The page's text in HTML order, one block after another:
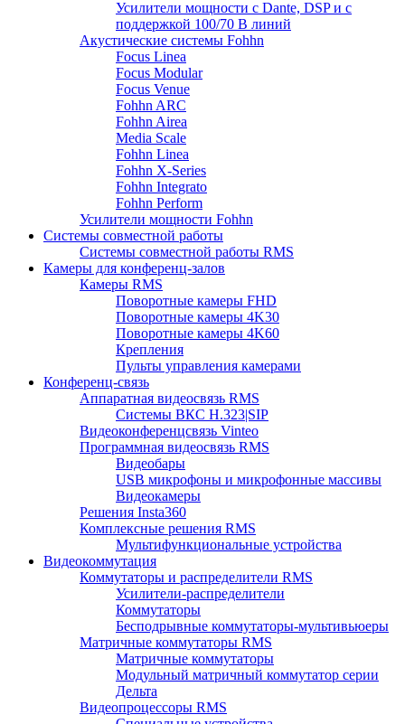
Усилители мощности с Dante, DSP и с
поддержкой 100/70 В линий
Акустические системы Fohhn
Focus Linea
Focus Modular
Focus Venue
Fohhn ARC
Fohhn Airea
Media Scale
Fohhn Linea
Fohhn X-Series
Fohhn Integrato
Fohhn Perform
Усилители мощности Fohhn
Системы совместной работы
Системы совместной работы RMS
Камеры для конференц-залов
Камеры RMS
Поворотные камеры FHD
Поворотные камеры 4K30
Поворотные камеры 4K60
Крепления
Пульты управления камерами
Конференц-связь
Аппаратная видеосвязь RMS
Системы ВКС H.323|SIP
Видеоконференцсвязь Vinteo
Программная видеосвязь RMS
Видеобары
USB микрофоны и микрофонные массивы
Видеокамеры
Решения Insta360
Комплексные решения RMS
Мультифункциональные устройства
Видеокоммутация
Коммутаторы и распределители RMS
Усилители-распределители
Коммутаторы
Бесподрывные коммутаторы-мультивьюеры
Матричные коммутаторы RMS
Матричные коммутаторы
Модульный матричный коммутатор серии
Дельта
Видеопроцессоры RMS